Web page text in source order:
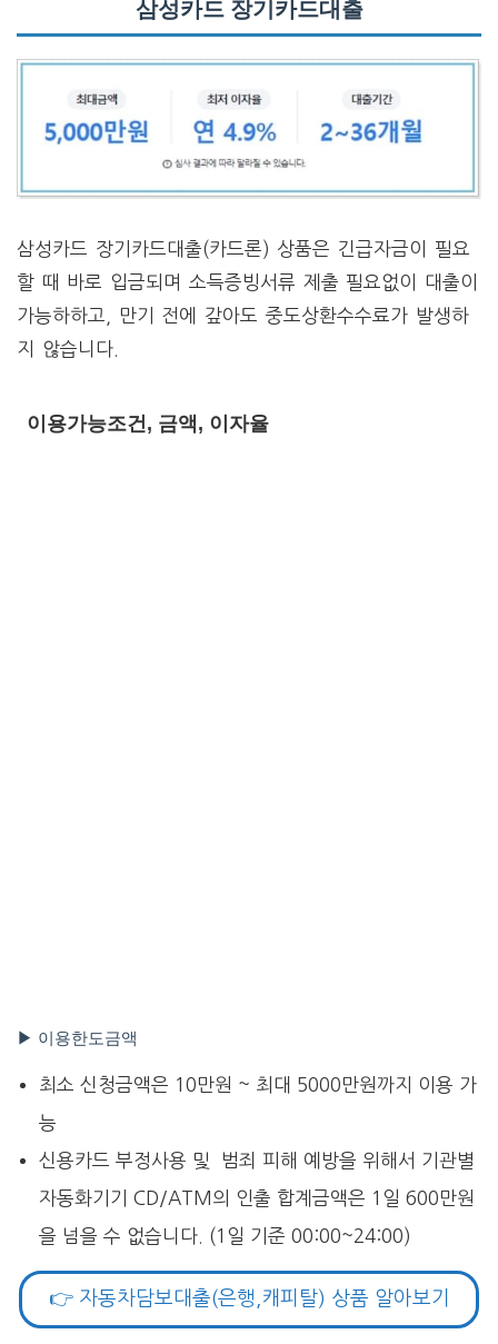
삼성카드 장기카드대출
삼성카드 장기카드대출(카드론) 상품은 긴급자금이 필요
할 때 바로 입금되며 소득증빙서류 제출 필요없이 대출이
가능하하고, 만기 전에 갚아도 중도상환수수료가 발생하
지 않습니다.
이용가능조건, 금액, 이자율
▶ 이용한도금액
최소 신청금액은 10만원 ~ 최대 5000만원까지 이용 가
능
신용카드 부정사용 및 범죄 피해 예방을 위해서 기관별
자동화기기 CD/ATM의 인출 합계금액은 1일 600만원
을 넘을 수 없습니다. (1일 기준 00:00~24:00)
👉 자동차담보대출(은행,캐피탈) 상품 알아보기